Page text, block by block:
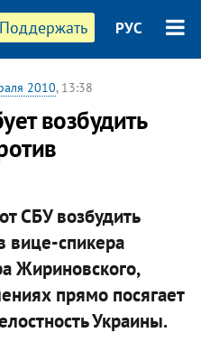
Поддержать РУС
2010, 13:38
возбудить
СБУ возбудить
вице-спикера
Жириновского,
прямо посягает
Украины.